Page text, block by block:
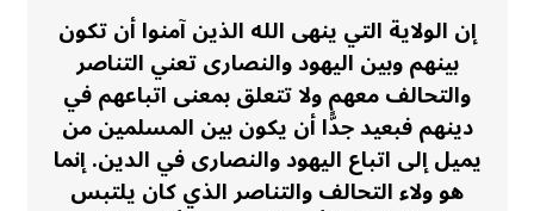
إن الولاية التي ينهى الله الذين آمنوا أن تكون
بينهم وبين اليهود والنصارى تعني التناصر
والتحالف معهم ولا تتعلق بمعنى اتباعهم في
دينهم فبعيد جدًّا أن يكون بين المسلمين من
يميل إلى اتباع اليهود والنصارى في الدين. إنما
هو ولاء التحالف والتناصر الذي كان يلتبس